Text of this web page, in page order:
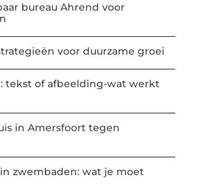
bureau Ahrend voor
voor duurzame groei
tekst of afbeelding-wat werkt
in Amersfoort tegen
zwembaden: wat je moet